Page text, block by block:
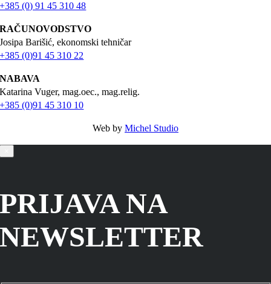
+385 (0) 91 45 310 48
RAČUNOVODSTVO
Josipa Barišić, ekonomski tehničar
+385 (0)91 45 310 22
NABAVA
Katarina Vuger, mag.oec., mag.relig.
+385 (0)91 45 310 10
Web by Michel Studio
PRIJAVA NA
NEWSLETTER